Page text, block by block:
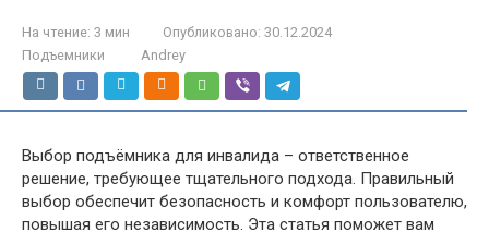
На чтение: 3 мин Опубликовано: 30.12.2024
Подъемники
Andrey
Выбор подъёмника для инвалида – ответственное
решение, требующее тщательного подхода. Правильный
выбор обеспечит безопасность и комфорт пользователю,
повышая его независимость. Эта статья поможет вам